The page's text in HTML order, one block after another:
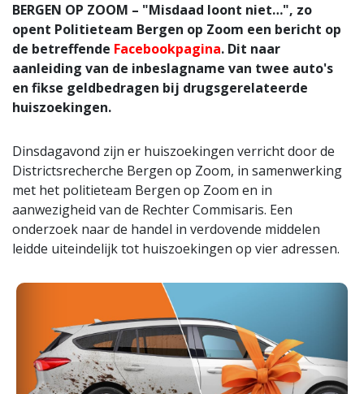
BERGEN OP ZOOM – "Misdaad loont niet…", zo
opent Politieteam Bergen op Zoom een bericht op
de betreffende Facebookpagina. Dit naar
aanleiding van de inbeslagname van twee auto's
en fikse geldbedragen bij drugsgerelateerde
huiszoekingen.
Dinsdagavond zijn er huiszoekingen verricht door de
Districtsrecherche Bergen op Zoom, in samenwerking
met het politieteam Bergen op Zoom en in
aanwezigheid van de Rechter Commisaris. Een
onderzoek naar de handel in verdovende middelen
leidde uiteindelijk tot huiszoekingen op vier adressen.